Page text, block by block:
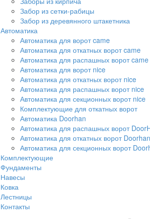
Забор из сетки-рабицы
Забор из деревянного штакетника
Автоматика
Автоматика для ворот came
Автоматика для откатных ворот came
Автоматика для распашных ворот came
Автоматика для ворот nice
Автоматика для откатных ворот nice
Автоматика для распашных ворот nice
Автоматика для секционных ворот nice
Комплектующие для откатных ворот
Автоматика Doorhan
Автоматика для распашных ворот
Автоматика для откатных ворот Doorhan
Автоматика для секционных ворот
Комплектующие
Фундаменты
Навесы
Ковка
Лестницы
Контакты